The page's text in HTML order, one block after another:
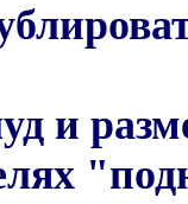
и